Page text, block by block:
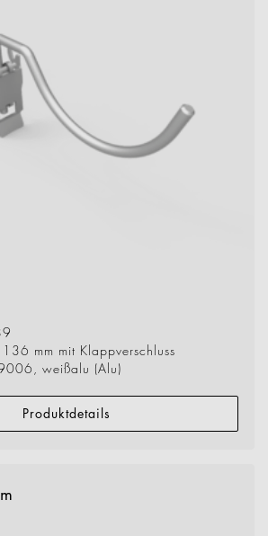
mm mit Klappverschluss
weißalu (Alu)
Produktdetails